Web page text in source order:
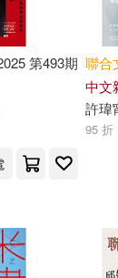
社(8526)
學出版社(7622)
品(1766466)
第493期 聯合
中文
許瑋
95 折